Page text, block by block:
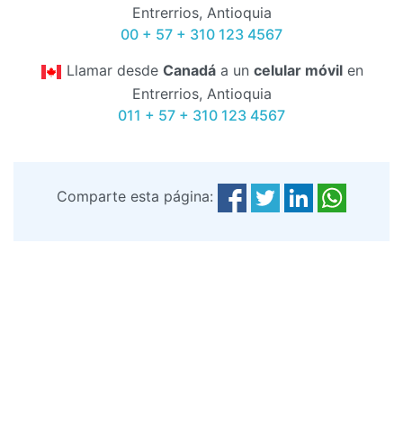
Entrerrios, Antioquia
00 + 57 + 310 123 4567
Llamar desde Canadáa un celular móvilen
Entrerrios, Antioquia
011 + 57 + 310 123 4567
Comparte esta página: